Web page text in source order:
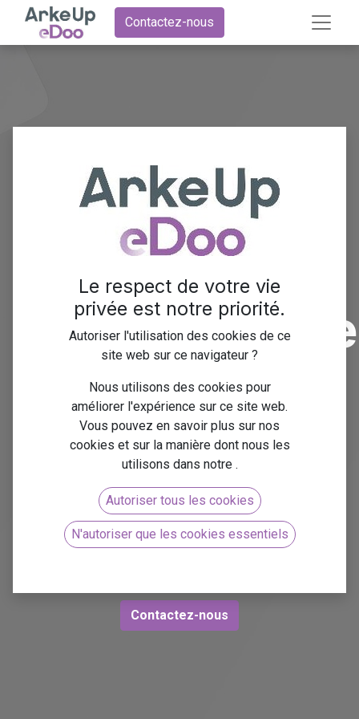
Contactez-nous
Gestion
avancée des
stocks et
pour la
fabrication
avec Odoo
Contactez-nous
Le respect de votre vie
privée est notre priorité.
Autoriser l'utilisation des cookies de ce
site web sur ce navigateur ?
Nous utilisons des cookies pour
améliorer l'expérience sur ce site web.
Vous pouvez en savoir plus sur nos
cookies et sur la manière dont nous les
utilisons dans notre .
Autoriser tous les cookies
N'autoriser que les cookies essentiels